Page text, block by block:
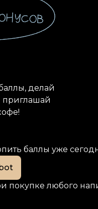
делай
приглашай
баллы уже
покупке любого